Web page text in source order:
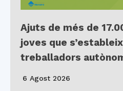
Ajuts de més de
joves que
treballadors
6 Agost 2026